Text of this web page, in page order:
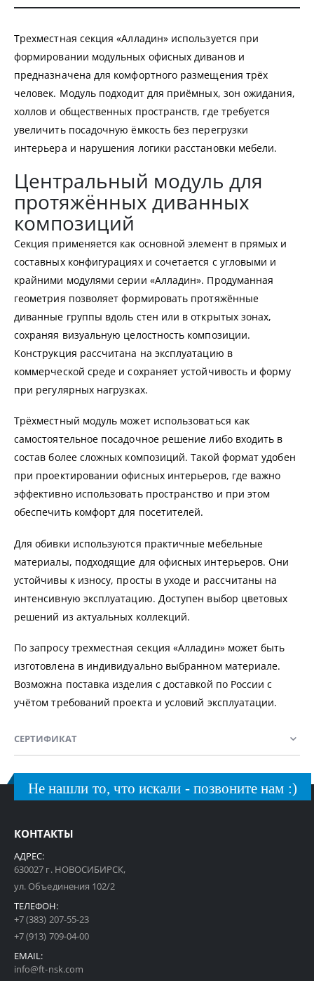
Трехместная секция «Алладин» используется при
формировании модульных офисных диванов и
предназначена для комфортного размещения трёх
человек. Модуль подходит для приёмных, зон ожидания,
холлов и общественных пространств, где требуется
увеличить посадочную ёмкость без перегрузки
интерьера и нарушения логики расстановки мебели.
Центральный модуль для
протяжённых диванных
композиций
Секция применяется как основной элемент в прямых и
составных конфигурациях и сочетается с угловыми и
крайними модулями серии «Алладин». Продуманная
геометрия позволяет формировать протяжённые
диванные группы вдоль стен или в открытых зонах,
сохраняя визуальную целостность композиции.
Конструкция рассчитана на эксплуатацию в
коммерческой среде и сохраняет устойчивость и форму
при регулярных нагрузках.
Трёхместный модуль может использоваться как
самостоятельное посадочное решение либо входить в
состав более сложных композиций. Такой формат удобен
при проектировании офисных интерьеров, где важно
эффективно использовать пространство и при этом
обеспечить комфорт для посетителей.
Для обивки используются практичные мебельные
материалы, подходящие для офисных интерьеров. Они
устойчивы к износу, просты в уходе и рассчитаны на
интенсивную эксплуатацию. Доступен выбор цветовых
решений из актуальных коллекций.
По запросу трехместная секция «Алладин» может быть
изготовлена в индивидуально выбранном материале.
Возможна поставка изделия с доставкой по России с
учётом требований проекта и условий эксплуатации.
СЕРТИФИКАТ
Не нашли то, что искали - позвоните нам :)
КОНТАКТЫ
АДРЕС:
630027 г. НОВОСИБИРСК,
ул. Объединения 102/2
ТЕЛЕФОН:
+7 (383) 207-55-23
+7 (913) 709-04-00
EMAIL:
info@ft-nsk.com